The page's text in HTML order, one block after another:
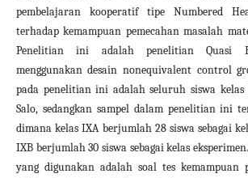
pembelajaran kooperatif tipe Numbered
terhadap kemampuan pemecahan masalah
Penelitian ini adalah penelitian Quasi
menggunakan desain nonequivalent control
pada penelitian ini adalah seluruh siswa
Salo, sedangkan sampel dalam penelitian ini
dimana kelas IXA berjumlah 28 siswa sebagai
IXB berjumlah 30 siswa sebagai kelas
yang digunakan adalah soal tes kemampuan